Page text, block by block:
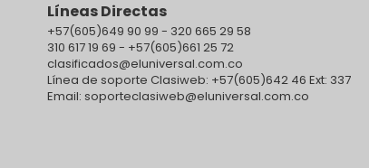
Líneas Directas
+57(605)649 90 99 - 320 665 29 58
310 617 19 69 - +57(605)661 25 72
clasificados@eluniversal.com.co
Línea de soporte Clasiweb: +57(605)642 46 Ext: 337
Email: soporteclasiweb@eluniversal.com.co